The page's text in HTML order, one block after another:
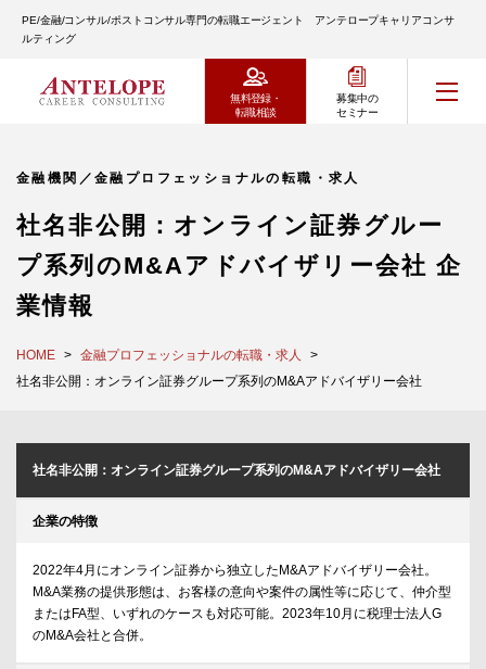
PE/金融/コンサル/ポストコンサル専門の転職エージェント アンテロープキャリアコンサ
ルティング
無料登録・
転職相談
募集中の
セミナー
金融機関／金融プロフェッショナルの転職・求人
社名非公開：オンライン証券グルー
プ系列のM&Aアドバイザリー会社 企
業情報
HOME
金融プロフェッショナルの転職・求人
社名非公開：オンライン証券グループ系列のM&Aアドバイザリー会社
社名非公開：オンライン証券グループ系列のM&Aアドバイザリー会社
企業の特徴
2022年4月にオンライン証券から独立したM&Aアドバイザリー会社。
M&A業務の提供形態は、お客様の意向や案件の属性等に応じて、仲介型
またはFA型、いずれのケースも対応可能。2023年10月に税理士法人G
のM&A会社と合併。